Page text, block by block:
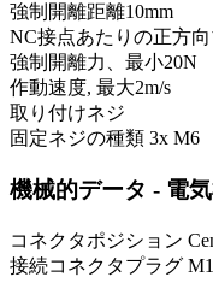
強制開離距離10mm
NC接点あたりの正方
強制開離力、最小20N
作動速度, 最大2m/s
取り付けネジ
固定ネジの種類 3x M6
機械的データ - 電
コネクタポジション
接続コネクタプラグ